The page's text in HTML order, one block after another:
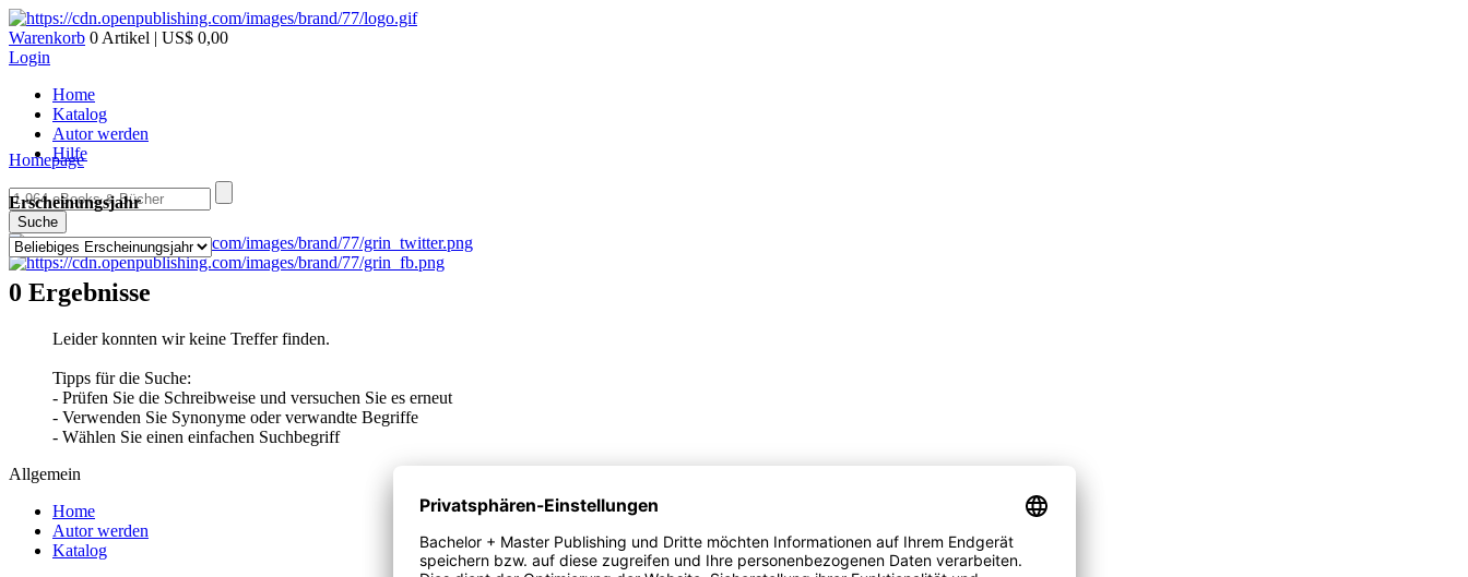
Warenkorb 0 Artikel | US$ 0,00
Login
Home
Katalog
Autor werden
Hilfe
Suche
Homepage
Erscheinungsjahr
0 Ergebnisse
Leider konnten wir keine Treffer finden.
Tipps für die Suche:
- Prüfen Sie die Schreibweise und versuchen Sie es erneut
- Verwenden Sie Synonyme oder verwandte Begriffe
- Wählen Sie einen einfachen Suchbegriff
Allgemein
Home
Autor werden
Katalog